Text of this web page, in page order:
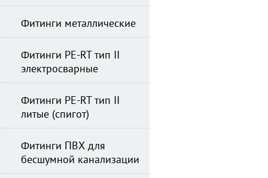
Фитинги металлические
Фитинги PE-RT тип II
электросварные
Фитинги PE-RT тип II
литые (спигот)
Фитинги ПВХ для
бесшумной канализации